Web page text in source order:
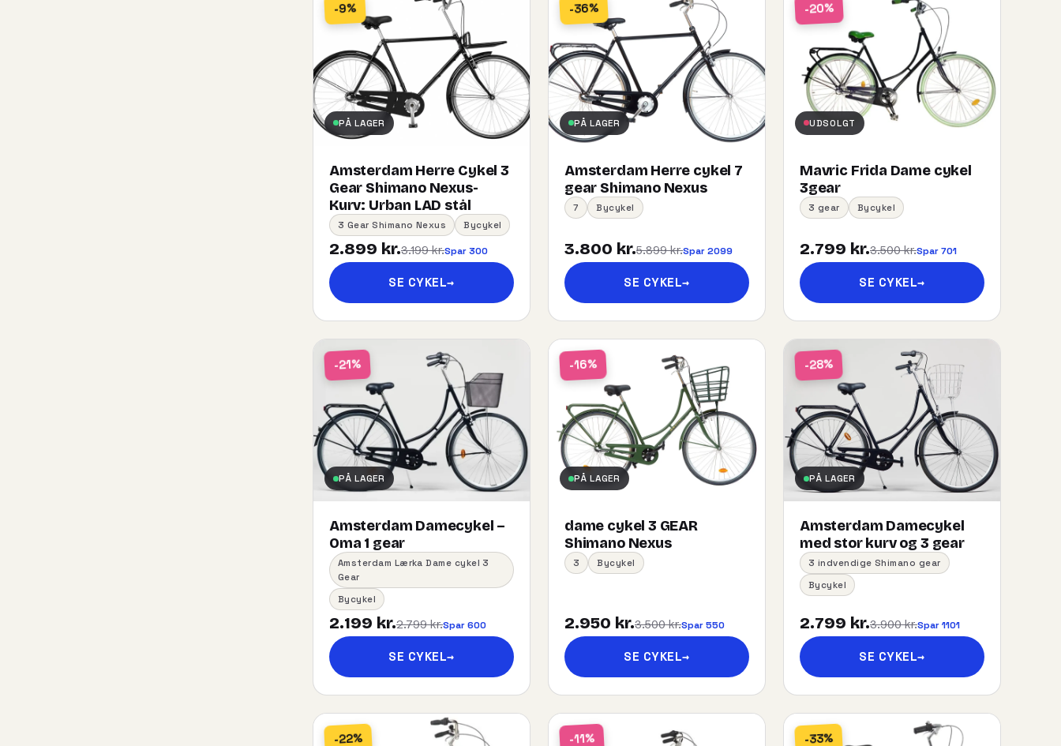
-9%
PÅ LAGER
Amsterdam Herre Cykel 3
Gear Shimano Nexus-
Kurv:​ ​Urban​ ​LAD​ ​stål
3 Gear Shimano Nexus Bycykel
2.899 kr.3.199 kr.Spar 300
SE CYKEL→
-36%
PÅ LAGER
Amsterdam Herre cykel 7
gear Shimano Nexus
7 Bycykel
3.800 kr.5.899 kr.Spar 2099
SE CYKEL→
-20%
UDSOLGT
Mavric Frida Dame cykel
3gear
3 gear Bycykel
2.799 kr.3.500 kr.Spar 701
SE CYKEL→
-21%
PÅ LAGER
Amsterdam Damecykel –
Oma 1 gear
Amsterdam Lærka Dame cykel 3
Gear
Bycykel
2.199 kr.2.799 kr.Spar 600
SE CYKEL→
-16%
PÅ LAGER
dame cykel 3 GEAR
Shimano Nexus
3 Bycykel
2.950 kr.3.500 kr.Spar 550
SE CYKEL→
-28%
PÅ LAGER
Amsterdam Damecykel
med stor kurv og 3 gear
3 indvendige Shimano gear
Bycykel
2.799 kr.3.900 kr.Spar 1101
SE CYKEL→
-22% -11% -33%